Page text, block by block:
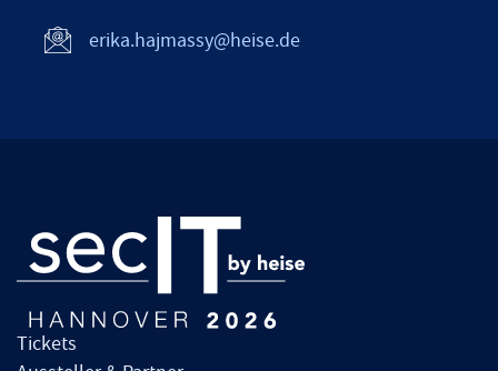
erika.hajmassy@heise.de
Tickets